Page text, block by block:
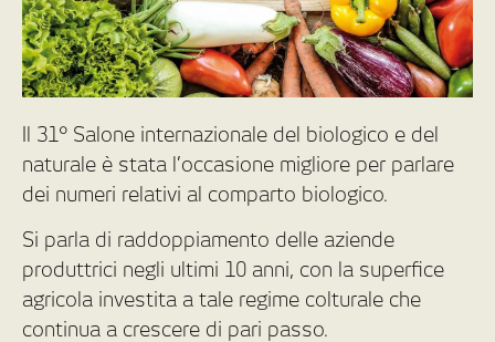
Il 31° Salone internazionale del biologico e del
naturale è stata l’occasione migliore per parlare
dei numeri relativi al comparto biologico.
Si parla di raddoppiamento delle aziende
produttrici negli ultimi 10 anni, con la superfice
agricola investita a tale regime colturale che
continua a crescere di pari passo.